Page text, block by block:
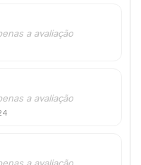
a avaliação
a avaliação